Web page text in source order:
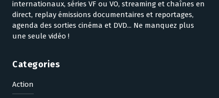
internationaux, séries VF ou VO, streaming et chaînes en
direct, replay émissions documentaires et reportages,
agenda des sorties cinéma et DVD... Ne manquez plus
une seule vidéo !
Categories
Action